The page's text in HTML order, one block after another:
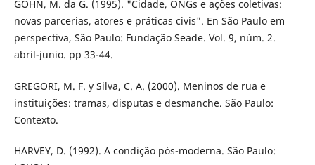
GOHN, M. da G. (1995). "Cidade, ONGs e ações coletivas:
novas parcerias, atores e práticas civis". En São Paulo em
perspecti­va, São Paulo: Fundação Seade. Vol. 9, núm. 2.
abril-junio. pp 33-44.
GREGORI, M. F. y Silva, C. A. (2000). Meninos de rua e
instituições: tramas, disputas e desmanche. São Paulo:
Contexto.
HARVEY, D. (1992). A condição pós-moderna. São Paulo: